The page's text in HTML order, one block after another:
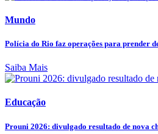
Mundo
Polícia do Rio faz operações para prender
Saiba Mais
Educação
Prouni 2026: divulgado resultado de nova